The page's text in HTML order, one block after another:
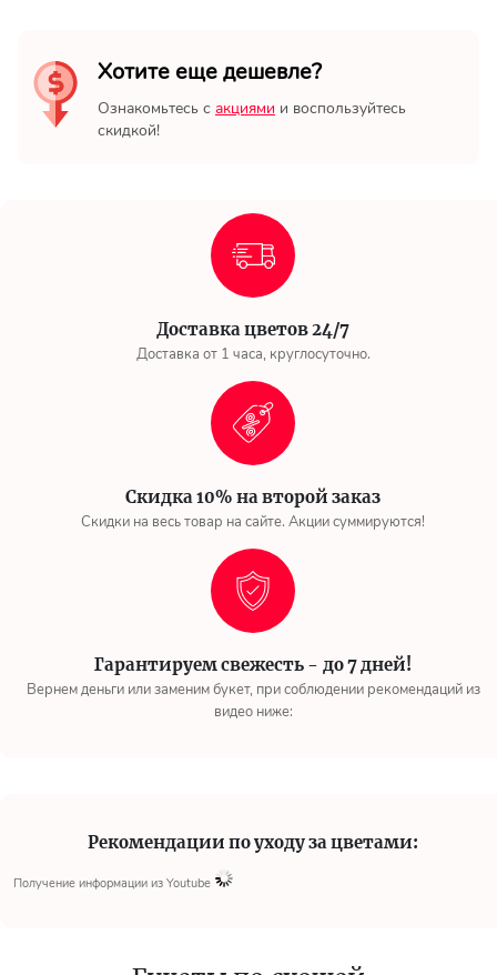
Хотите еще дешевле?
Ознакомьтесь с акциями и воспользуйтесь
скидкой!
Доставка цветов 24/7
Доставка от 1 часа, круглосуточно.
Скидка 10% на второй заказ
Скидки на весь товар на сайте. Акции суммируются!
Гарантируем свежесть - до 7 дней!
Вернем деньги или заменим букет, при соблюдении рекомендаций из
видео ниже:
Рекомендации по уходу за цветами:
Получение информации из Youtube